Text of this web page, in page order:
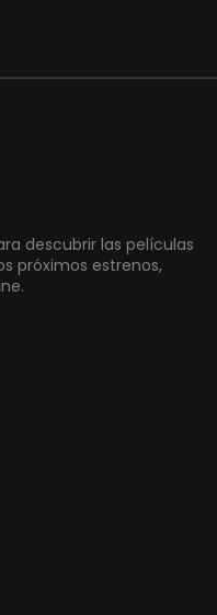
descubrir las películas
próximos estrenos,